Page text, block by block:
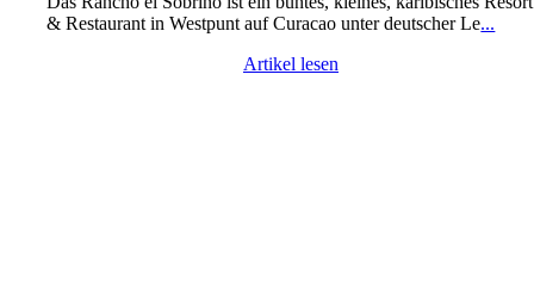
& Restaurant in Westpunt auf Curacao unter deutscher Le...
Artikel lesen